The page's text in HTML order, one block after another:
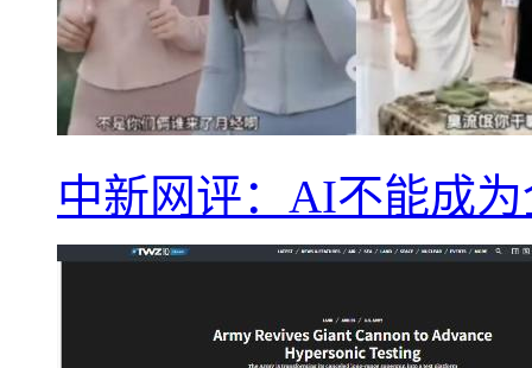
中新网评：AI不能成